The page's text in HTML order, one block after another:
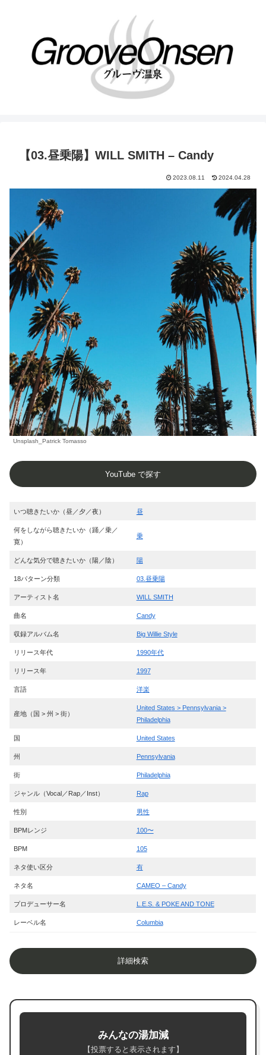
【03.昼乗陽】WILL SMITH – Candy
2023.08.11 2024.04.28
Unsplash_Patrick Tomasso
YouTube で探す
いつ聴きたいか（昼／夕／夜） 昼
何をしながら聴きたいか（踊／乗／
寛）
乗
どんな気分で聴きたいか（陽／陰） 陽
18パターン分類 03.昼乗陽
アーティスト名 WILL SMITH
曲名 Candy
収録アルバム名 Big Willie Style
リリース年代 1990年代
リリース年 1997
言語 洋楽
産地（国 > 州 > 街）
United States > Pennsylvania >
Philadelphia
国 United States
州 Pennsylvania
街 Philadelphia
ジャンル（Vocal／Rap／Inst） Rap
性別 男性
BPMレンジ 100〜
BPM 105
ネタ使い区分 有
ネタ名 CAMEO – Candy
プロデューサー名 L.E.S. & POKE AND TONE
レーベル名 Columbia
詳細検索
みんなの湯加減
【投票すると表示されます】